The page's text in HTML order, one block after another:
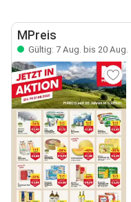
MPreis
Gültig: 7 Aug. bis 20 Aug.